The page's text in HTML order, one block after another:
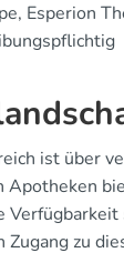
Esperion
ist über
zu